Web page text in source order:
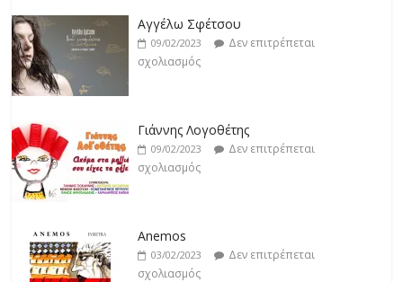
Αγγέλω Σφέτσου
09/02/2023
Δεν επιτρέπεται
σχολιασμός
Γιάννης Λογοθέτης
09/02/2023
Δεν επιτρέπεται
σχολιασμός
Anemos
03/02/2023
Δεν επιτρέπεται
σχολιασμός